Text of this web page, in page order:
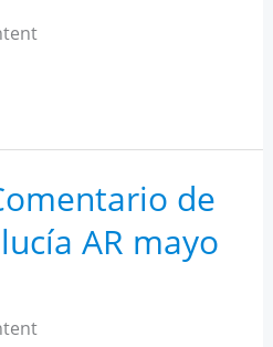
de
AR mayo